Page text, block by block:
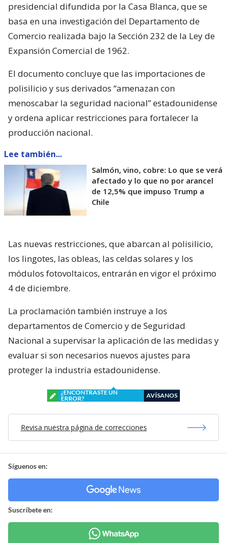
presidencial difundida por la Casa Blanca, que se
basa en una investigación del Departamento de
Comercio realizada bajo la Sección 232 de la Ley de
Expansión Comercial de 1962.
El documento concluye que las importaciones de
polisilicio y sus derivados “amenazan con
menoscabar la seguridad nacional” estadounidense
y ordena aplicar restricciones para fortalecer la
producción nacional.
Lee también...
Salmón, vino, cobre: Lo que se verá
afectado y lo que no por arancel
de 12,5% que impuso Trump a
Chile
Las nuevas restricciones, que abarcan al polisilicio,
los lingotes, las obleas, las celdas solares y los
módulos fotovoltaicos, entrarán en vigor el próximo
4 de diciembre.
La proclamación también instruye a los
departamentos de Comercio y de Seguridad
Nacional a supervisar la aplicación de las medidas y
evaluar si son necesarios nuevos ajustes para
proteger la industria estadounidense.
¿ENCONTRASTE UN
ERROR?
AVÍSANOS
Revisa nuestra página de correcciones
Síguenos en:
Suscríbete en: